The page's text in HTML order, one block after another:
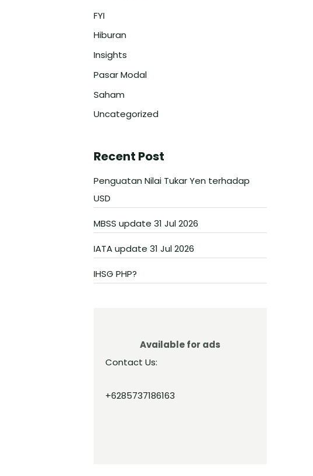
FYI
Hiburan
Insights
Pasar Modal
Saham
Uncategorized
Recent Post
Penguatan Nilai Tukar Yen terhadap
USD
MBSS update 31 Jul 2026
IATA update 31 Jul 2026
IHSG PHP?
Available for ads
Contact Us:
+6285737186163